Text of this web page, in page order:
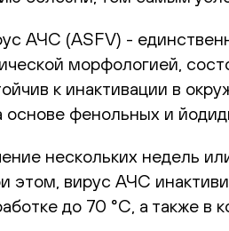
АЧС (ASFV) -
морфологией,
к инактивации в
фенольных и
нескольких недель
вирус АЧС
до 70 °C, а также